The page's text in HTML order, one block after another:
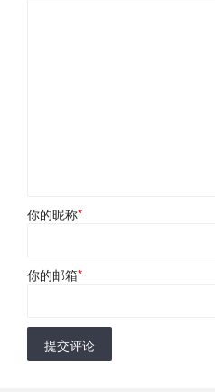
你的昵称*
你的邮箱*
提交评论